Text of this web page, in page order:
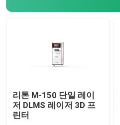
티타늄 3d 프린터
와이어 굽기 기계 DMIS-V1
리톤 M-150 단일 레이
저 DLMS 레이저 3D 프
린터